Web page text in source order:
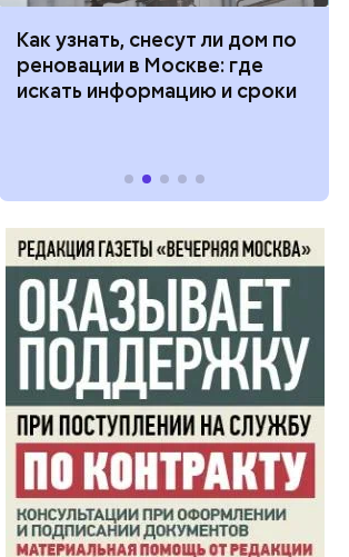
Как узнать, снесут ли дом по
реновации в Москве: где
искать информацию и сроки